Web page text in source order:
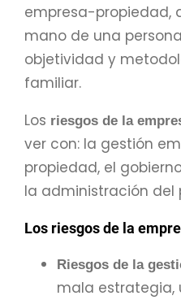
empresa-propiedad,
mano de una
objetividad y
familiar.
Los riesgos de la
ver con: la gestión
propiedad, el
la administración del
Los riesgos de la
Riesgos de la
mala estrategia,